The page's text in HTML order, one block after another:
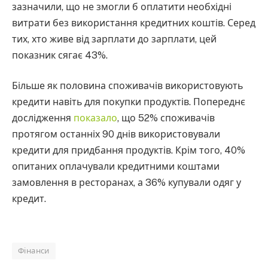
зазначили, що не змогли б оплатити необхідні
витрати без використання кредитних коштів. Серед
тих, хто живе від зарплати до зарплати, цей
показник сягає 43%.
Більше як половина споживачів використовують
кредити навіть для покупки продуктів. Попереднє
дослідження показало, що 52% споживачів
протягом останніх 90 днів використовували
кредити для придбання продуктів. Крім того, 40%
опитаних оплачували кредитними коштами
замовлення в ресторанах, а 36% купували одяг у
кредит.
Фінанси